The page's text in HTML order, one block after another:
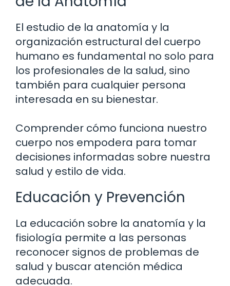
El estudio de la anatomía y la
organización estructural del cuerpo
humano es fundamental no solo para
los profesionales de la salud, sino
también para cualquier persona
interesada en su bienestar.
Comprender cómo funciona nuestro
cuerpo nos empodera para tomar
decisiones informadas sobre nuestra
salud y estilo de vida.
Educación y Prevención
La educación sobre la anatomía y la
fisiología permite a las personas
reconocer signos de problemas de
salud y buscar atención médica
adecuada.